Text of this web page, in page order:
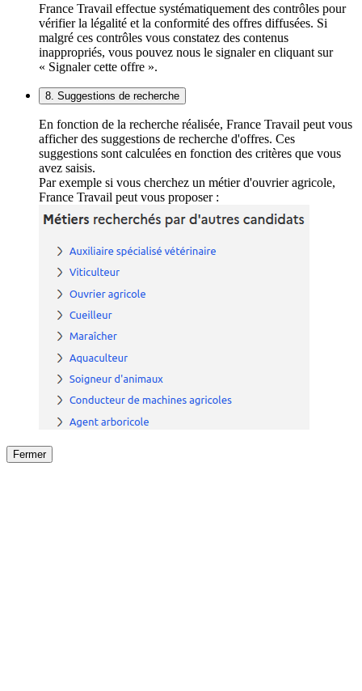
France Travail effectue systématiquement des contrôles pour
vérifier la légalité et la conformité des offres diffusées. Si
malgré ces contrôles vous constatez des contenus
inappropriés, vous pouvez nous le signaler en cliquant sur
« Signaler cette offre ».
8. Suggestions de recherche
En fonction de la recherche réalisée, France Travail peut vous
afficher des suggestions de recherche d'offres. Ces
suggestions sont calculées en fonction des critères que vous
avez saisis.
Par exemple si vous cherchez un métier d'ouvrier agricole,
France Travail peut vous proposer :
Fermer